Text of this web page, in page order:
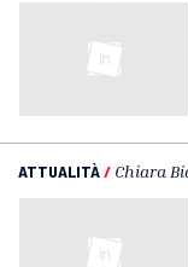
ATTUALITÀ/ Chiara